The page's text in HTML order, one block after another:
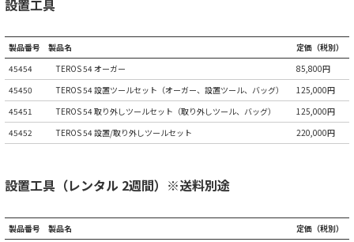
設置工具
製品番号 製品名
定価（税別）
45454
TEROS 54 オーガー
85,800円
45450
TEROS 54 設置ツールセット（オーガー、設置ツール、バッグ）
125,000円
45451
TEROS 54 取り外しツールセット（取り外しツール、バッグ）
125,000円
45452
TEROS 54 設置/取り外しツールセット 220,000円
設置工具（レンタル 2週間）※送料別途
製品番号 製品名
定価（税別）